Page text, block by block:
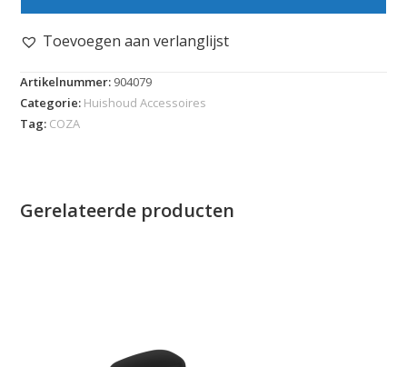
Toevoegen aan verlanglijst
Artikelnummer: 904079
Categorie: Huishoud Accessoires
Tag: COZA
Gerelateerde producten